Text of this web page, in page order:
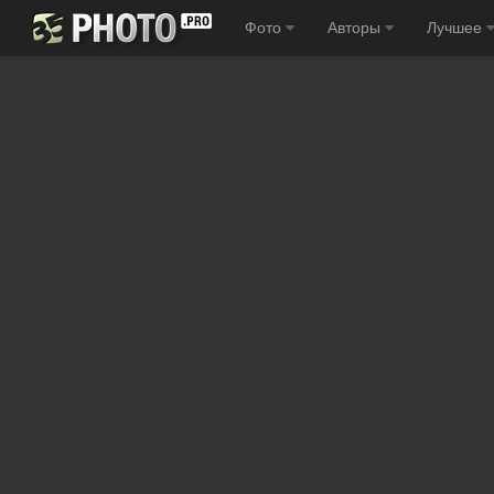
Фото Авторы Лучшее